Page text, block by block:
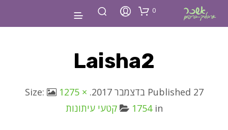
0
Laisha2
Published 27 בדצמבר 2017 . Size:
1275 ×
1754in קטעי עיתונות